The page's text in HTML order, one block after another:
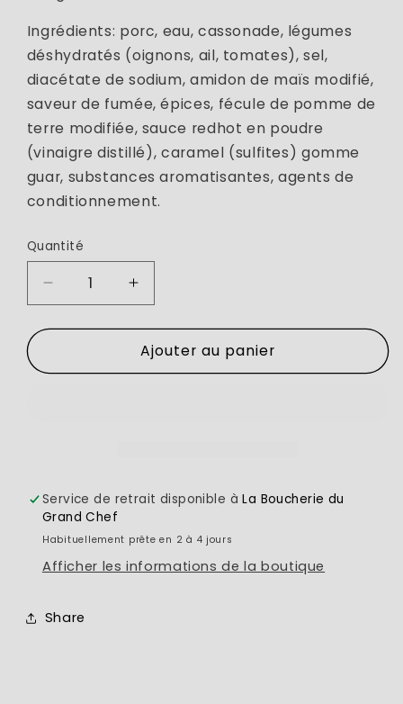
Ingrédients: porc, eau, cassonade, légumes
déshydratés (oignons, ail, tomates), sel,
diacétate de sodium, amidon de maïs modifié,
saveur de fumée, épices, fécule de pomme de
terre modifiée, sauce redhot en poudre
(vinaigre distillé), caramel (sulfites) gomme
guar, substances aromatisantes, agents de
conditionnement.
Quantité
Réduire
la
quantité
Porc
Augmenter
la
quantité
de
Porc
Ajouter au panier
Service de retrait disponible àLa Boucherie du
Grand Chef
Habituellement prête en 2 à 4 jours
Afficher les informations de la boutique
Share